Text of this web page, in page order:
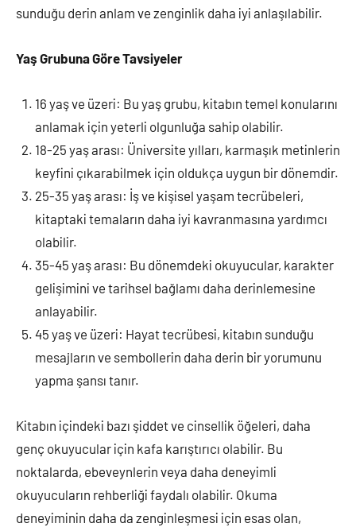
sunduğu derin anlam ve zenginlik daha iyi anlaşılabilir.
Yaş Grubuna Göre Tavsiyeler
16 yaş ve üzeri: Bu yaş grubu, kitabın temel konularını
anlamak için yeterli olgunluğa sahip olabilir.
18-25 yaş arası: Üniversite yılları, karmaşık metinlerin
keyfini çıkarabilmek için oldukça uygun bir dönemdir.
25-35 yaş arası: İş ve kişisel yaşam tecrübeleri,
kitaptaki temaların daha iyi kavranmasına yardımcı
olabilir.
35-45 yaş arası: Bu dönemdeki okuyucular, karakter
gelişimini ve tarihsel bağlamı daha derinlemesine
anlayabilir.
45 yaş ve üzeri: Hayat tecrübesi, kitabın sunduğu
mesajların ve sembollerin daha derin bir yorumunu
yapma şansı tanır.
Kitabın içindeki bazı şiddet ve cinsellik öğeleri, daha
genç okuyucular için kafa karıştırıcı olabilir. Bu
noktalarda, ebeveynlerin veya daha deneyimli
okuyucuların rehberliği faydalı olabilir. Okuma
deneyiminin daha da zenginleşmesi için esas olan,